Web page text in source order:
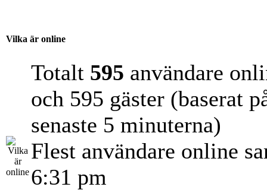
Vilka är online
Totalt 595 användare
och 595 gäster (baserat
senaste 5 minuterna)
Flest användare online
6:31 pm